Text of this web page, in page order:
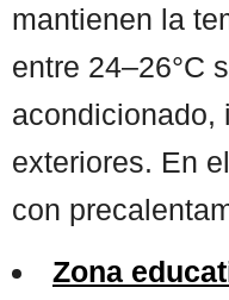
mantienen la
entre 24–26°C
acondicionado,
exteriores. En
con
Zona